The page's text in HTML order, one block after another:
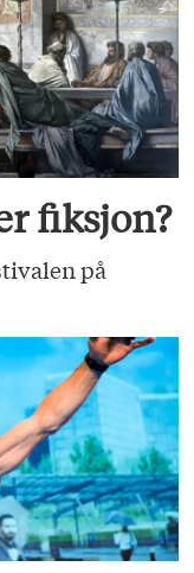
fiksjon?
på